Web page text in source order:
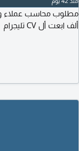
ألف ابعت أل CV تليجرام